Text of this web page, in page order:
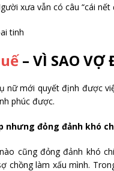
xưa vẫn có câu “cái
– VÌ SAO
nữ mới quyết định được
phúc được.
nhưng đỏng đảnh khó
cũng đỏng đảnh khó
chồng làm xấu mình.